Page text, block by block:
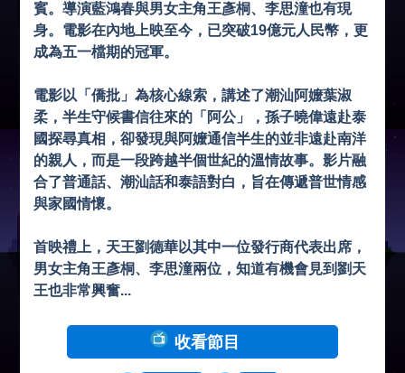
賓。導演藍鴻春與男女主角王彥桐、李思潼也有現
身。電影在內地上映至今，已突破19億元人民幣，更
成為五一檔期的冠軍。‌‌
電影以「僑批」為核心線索，講述了潮汕阿嬤葉淑
柔，半生守候書信往來的「阿公」，孫子曉偉遠赴泰
國探尋真相，卻發現與阿嬤通信半生的並非遠赴南洋
的親人，而是一段跨越半個世紀的溫情故事。影片融
合了普通話、潮汕話和泰語對白，旨在傳遞普世情感
與家國情懷。‌‌
首映禮上，天王劉德華以其中一位發行商代表出席，
男女主角王彥桐、李思潼兩位，知道有機會見到劉天
王也非常興奮...
收看節目